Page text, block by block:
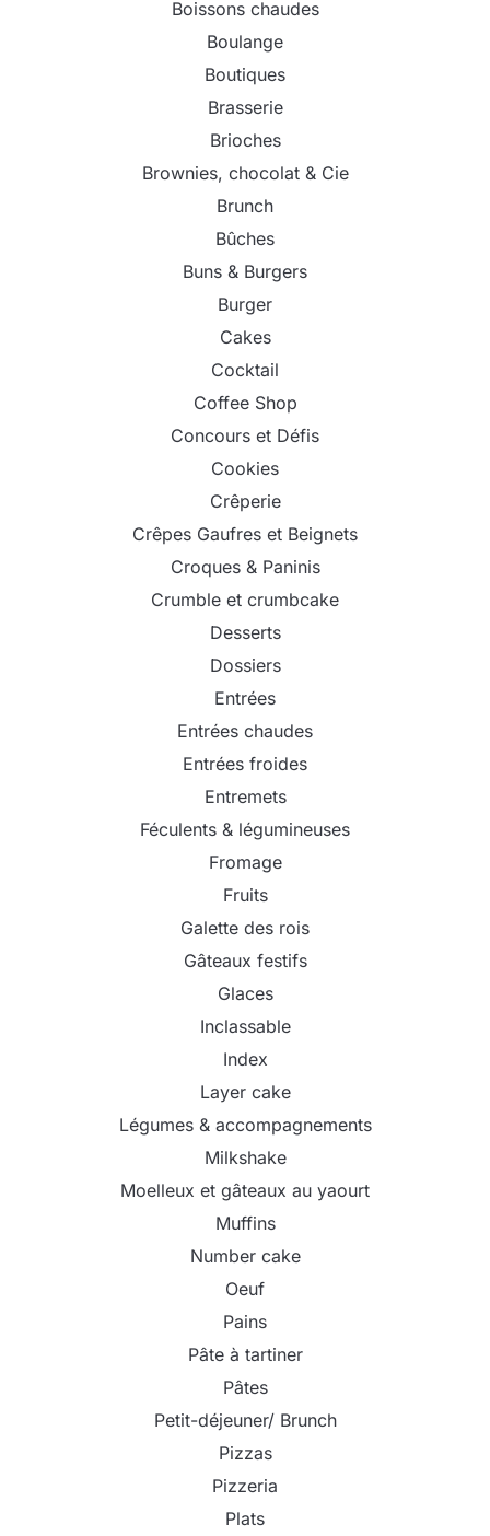
Boissons chaudes
Boulange
Boutiques
Brasserie
Brioches
Brownies, chocolat & Cie
Brunch
Bûches
Buns & Burgers
Burger
Cakes
Cocktail
Coffee Shop
Concours et Défis
Cookies
Crêperie
Crêpes Gaufres et Beignets
Croques & Paninis
Crumble et crumbcake
Desserts
Dossiers
Entrées
Entrées chaudes
Entrées froides
Entremets
Féculents & légumineuses
Fromage
Fruits
Galette des rois
Gâteaux festifs
Glaces
Inclassable
Index
Layer cake
Légumes & accompagnements
Milkshake
Moelleux et gâteaux au yaourt
Muffins
Number cake
Oeuf
Pains
Pâte à tartiner
Pâtes
Petit-déjeuner/ Brunch
Pizzas
Pizzeria
Plats